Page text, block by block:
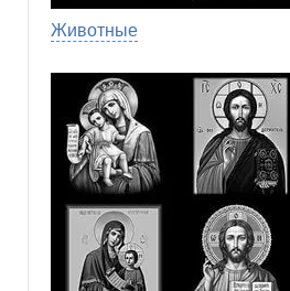
Животные